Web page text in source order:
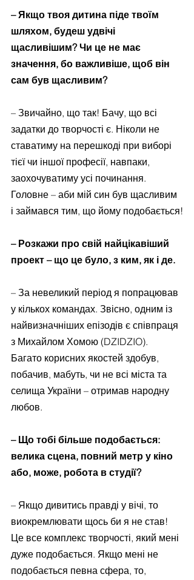
– Якщо твоя дитина піде твоїм
шляхом, будеш удвічі
щасливішим? Чи це не має
значення, бо важливіше, щоб він
сам був щасливим?
– Звичайно, що так! Бачу, що всі
задатки до творчості є. Ніколи не
ставатиму на перешкоді при виборі
тієї чи іншої професії, навпаки,
заохочуватиму усі починання.
Головне – аби мій син був щасливим
і займався тим, що йому подобається!
– Розкажи про свій найцікавіший
проект – що це було, з ким, як і де.
– За невеликий період я попрацював
у кількох командах. Звісно, одним із
найвизначніших епізодів є співпраця
з Михайлом Хомою (DZIDZIO).
Багато корисних якостей здобув,
побачив, мабуть, чи не всі міста та
селища України – отримав народну
любов.
– Що тобі більше подобається:
велика сцена, повний метр у кіно
або, може, робота в студії?
– Якщо дивитись правді у вічі, то
виокремлювати щось би я не став!
Це все комплекс творчості, який мені
дуже подобається. Якщо мені не
подобається певна сфера, то,